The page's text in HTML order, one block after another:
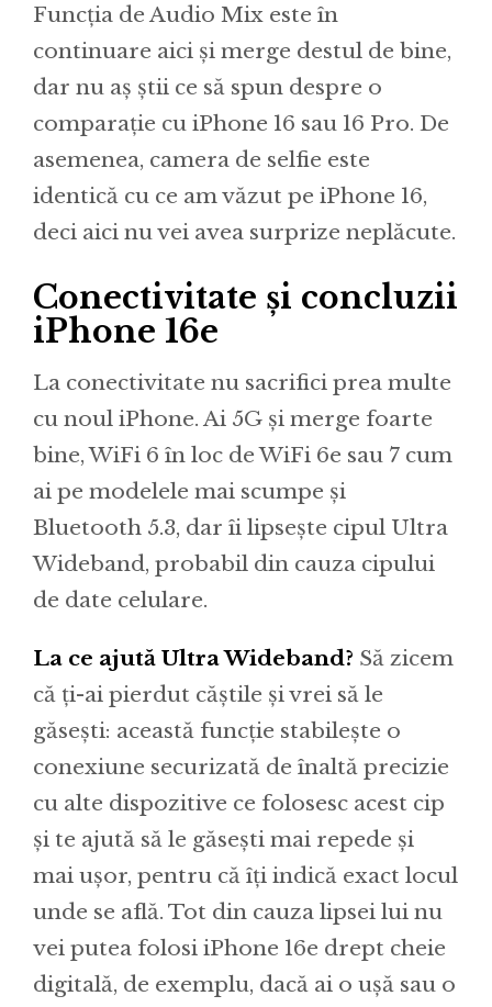
Funcția de Audio Mix este în
continuare aici și merge destul de bine,
dar nu aș știi ce să spun despre o
comparație cu iPhone 16 sau 16 Pro. De
asemenea, camera de selfie este
identică cu ce am văzut pe iPhone 16,
deci aici nu vei avea surprize neplăcute.
Conectivitate și concluzii
iPhone 16e
La conectivitate nu sacrifici prea multe
cu noul iPhone. Ai 5G și merge foarte
bine, WiFi 6 în loc de WiFi 6e sau 7 cum
ai pe modelele mai scumpe și
Bluetooth 5.3, dar îi lipsește cipul Ultra
Wideband, probabil din cauza cipului
de date celulare.
La ce ajută Ultra Wideband? Să zicem
că ți-ai pierdut căștile și vrei să le
găsești: această funcție stabilește o
conexiune securizată de înaltă precizie
cu alte dispozitive ce folosesc acest cip
și te ajută să le găsești mai repede și
mai ușor, pentru că îți indică exact locul
unde se află. Tot din cauza lipsei lui nu
vei putea folosi iPhone 16e drept cheie
digitală, de exemplu, dacă ai o ușă sau o